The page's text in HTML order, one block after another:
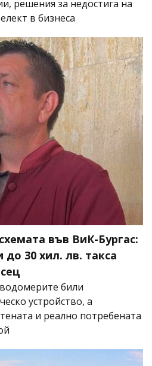
решения за недостига на
в бизнеса
във ВиК-Бургас:
30 хил. лв. такса
били
устройство, а
и реално потребената